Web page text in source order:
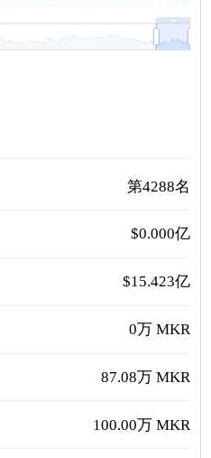
第4288名
$0.000亿
$15.423亿
0万 MKR
87.08万 MKR
100.00万 MKR